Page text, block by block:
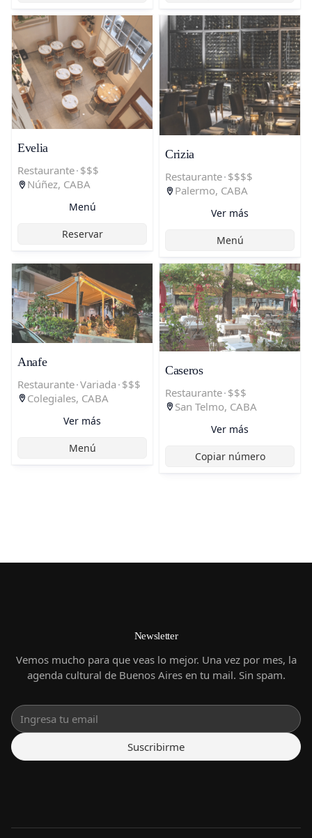
Evelia
Restaurante· $$$
Núñez, CABA
Menú
Reservar
Crizia
Restaurante· $$$$
Palermo, CABA
Ver más
Menú
Anafe
Restaurante·Variada · $$$
Colegiales, CABA
Ver más
Menú
Caseros
Restaurante· $$$
San Telmo, CABA
Ver más
Copiar número
Newsletter
Vemos mucho para que veas lo mejor. Una vez por mes, la
agenda cultural de Buenos Aires en tu mail. Sin spam.
Suscribirme